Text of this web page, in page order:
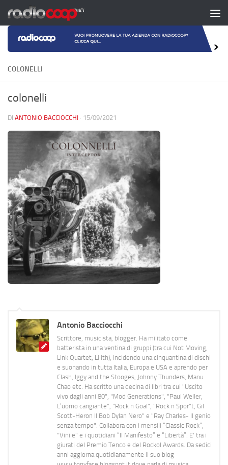
Salta al contenuto
COLONELLI
colonelli
DI ANTONIO BACCIOCCHI · 15/09/2021
Antonio Bacciocchi
Scrittore, musicista, blogger. Ha militato come
batterista in una ventina di gruppi (tra cui Not Moving,
Link Quartet, Lilith), incidendo una cinquantina di dischi
e suonando in tutta Italia, Europa e USA e aprendo per
Clash, Iggy and the Stooges, Johnny Thunders, Manu
Chao etc. Ha scritto una decina di libri tra cui "Uscito
vivo dagli anni 80", "Mod Generations", "Paul Weller,
L’uomo cangiante", "Rock n Goal", "Rock n Spor"t, Gil
Scott-Heron Il Bob Dylan Nero" e "Ray Charles- Il genio
senza tempo". Collabora con i mensili “Classic Rock”,
"Vinile" e i quotidiani “Il Manifesto” e “Libertà”. E' tra i
giurati del Premio Tenco e del Rockol Awards. Da sedici
anni aggiorna quotidianamente il suo blog